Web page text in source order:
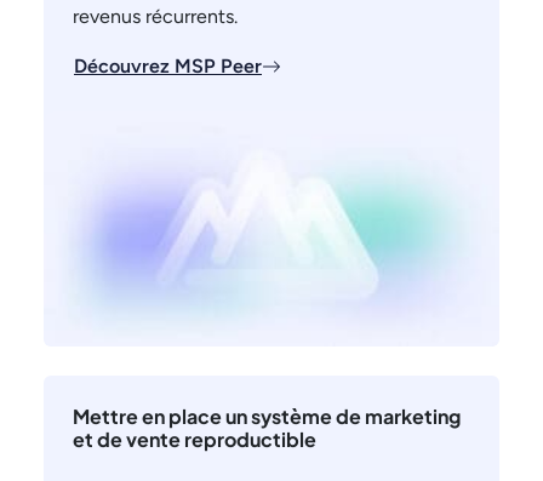
revenus récurrents.
Découvrez MSP Peer
Mettre en place un système de marketing
et de vente reproductible